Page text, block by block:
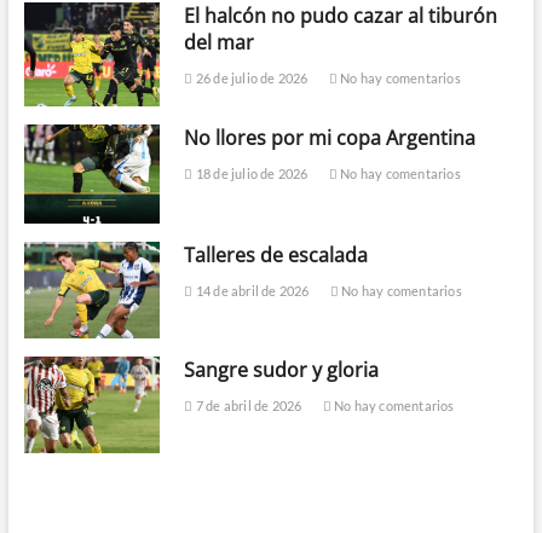
El halcón no pudo cazar al tiburón
del mar
26 de julio de 2026 No hay comentarios
No llores por mi copa Argentina
18 de julio de 2026 No hay comentarios
Talleres de escalada
14 de abril de 2026 No hay comentarios
Sangre sudor y gloria
7 de abril de 2026 No hay comentarios